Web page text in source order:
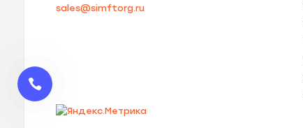
sales@simftorg.ru